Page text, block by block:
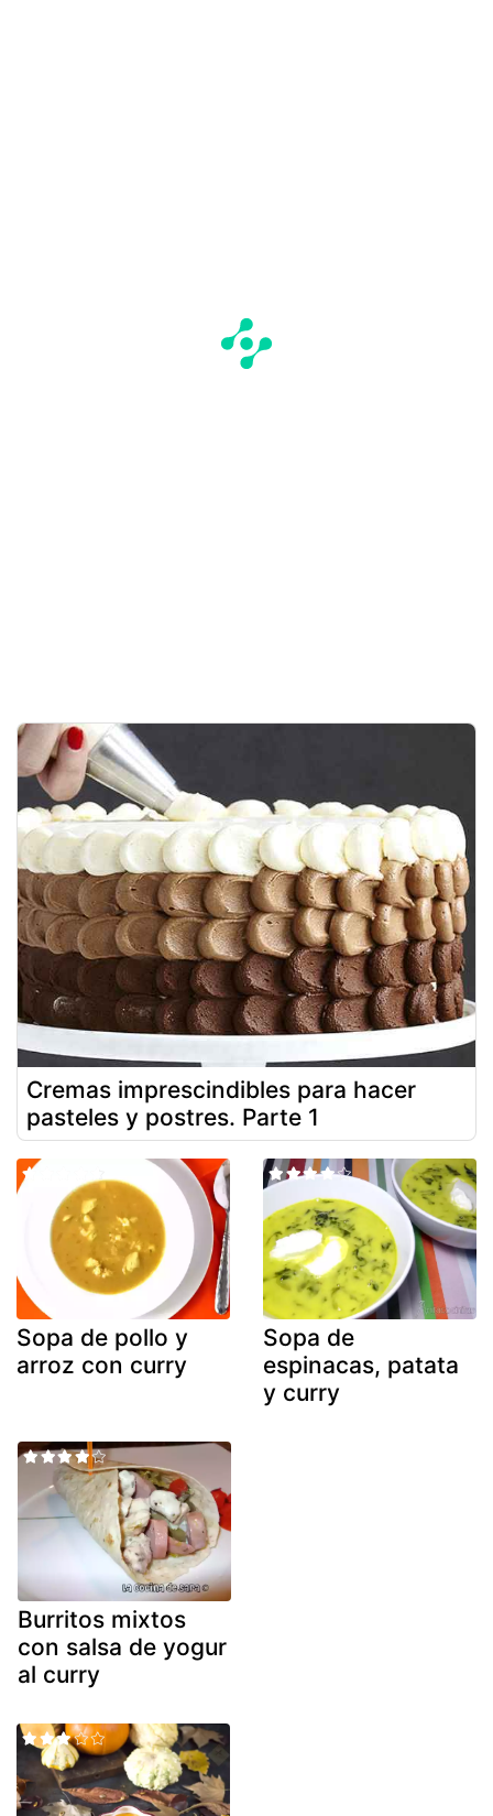
Cremas imprescindibles para hacer
pasteles y postres. Parte 1
Sopa de pollo y
arroz con curry
Sopa de
espinacas, patata
y curry
Burritos mixtos
con salsa de yogur
al curry